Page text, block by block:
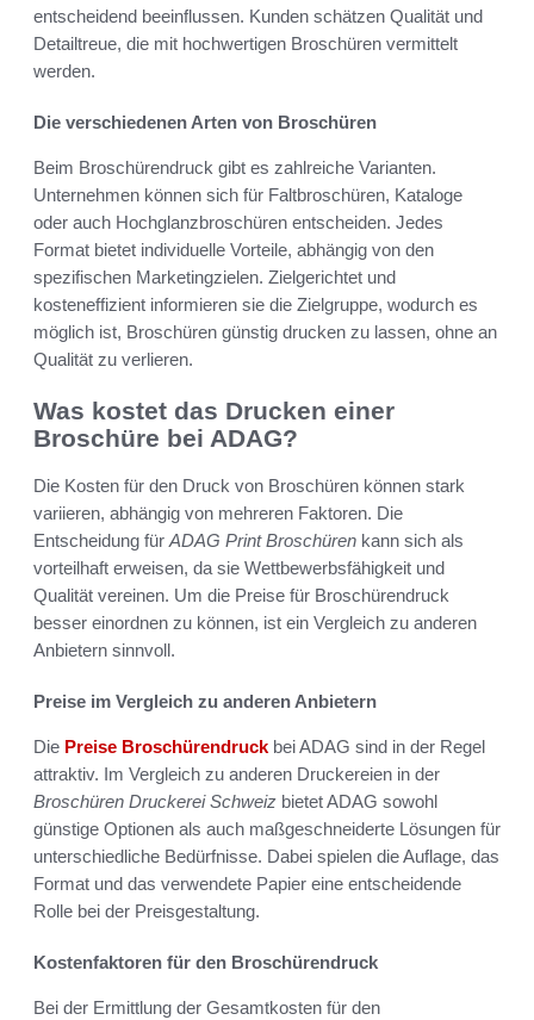
entscheidend beeinflussen. Kunden schätzen Qualität und
Detailtreue, die mit hochwertigen Broschüren vermittelt
werden.
Die verschiedenen Arten von Broschüren
Beim Broschürendruck gibt es zahlreiche Varianten.
Unternehmen können sich für Faltbroschüren, Kataloge
oder auch Hochglanzbroschüren entscheiden. Jedes
Format bietet individuelle Vorteile, abhängig von den
spezifischen Marketingzielen. Zielgerichtet und
kosteneffizient informieren sie die Zielgruppe, wodurch es
möglich ist, Broschüren günstig drucken zu lassen, ohne an
Qualität zu verlieren.
Was kostet das Drucken einer
Broschüre bei ADAG?
Die Kosten für den Druck von Broschüren können stark
variieren, abhängig von mehreren Faktoren. Die
Entscheidung für ADAG Print Broschüren kann sich als
vorteilhaft erweisen, da sie Wettbewerbsfähigkeit und
Qualität vereinen. Um die Preise für Broschürendruck
besser einordnen zu können, ist ein Vergleich zu anderen
Anbietern sinnvoll.
Preise im Vergleich zu anderen Anbietern
Die Preise Broschürendruck bei ADAG sind in der Regel
attraktiv. Im Vergleich zu anderen Druckereien in der
Broschüren Druckerei Schweiz bietet ADAG sowohl
günstige Optionen als auch maßgeschneiderte Lösungen für
unterschiedliche Bedürfnisse. Dabei spielen die Auflage, das
Format und das verwendete Papier eine entscheidende
Rolle bei der Preisgestaltung.
Kostenfaktoren für den Broschürendruck
Bei der Ermittlung der Gesamtkosten für den